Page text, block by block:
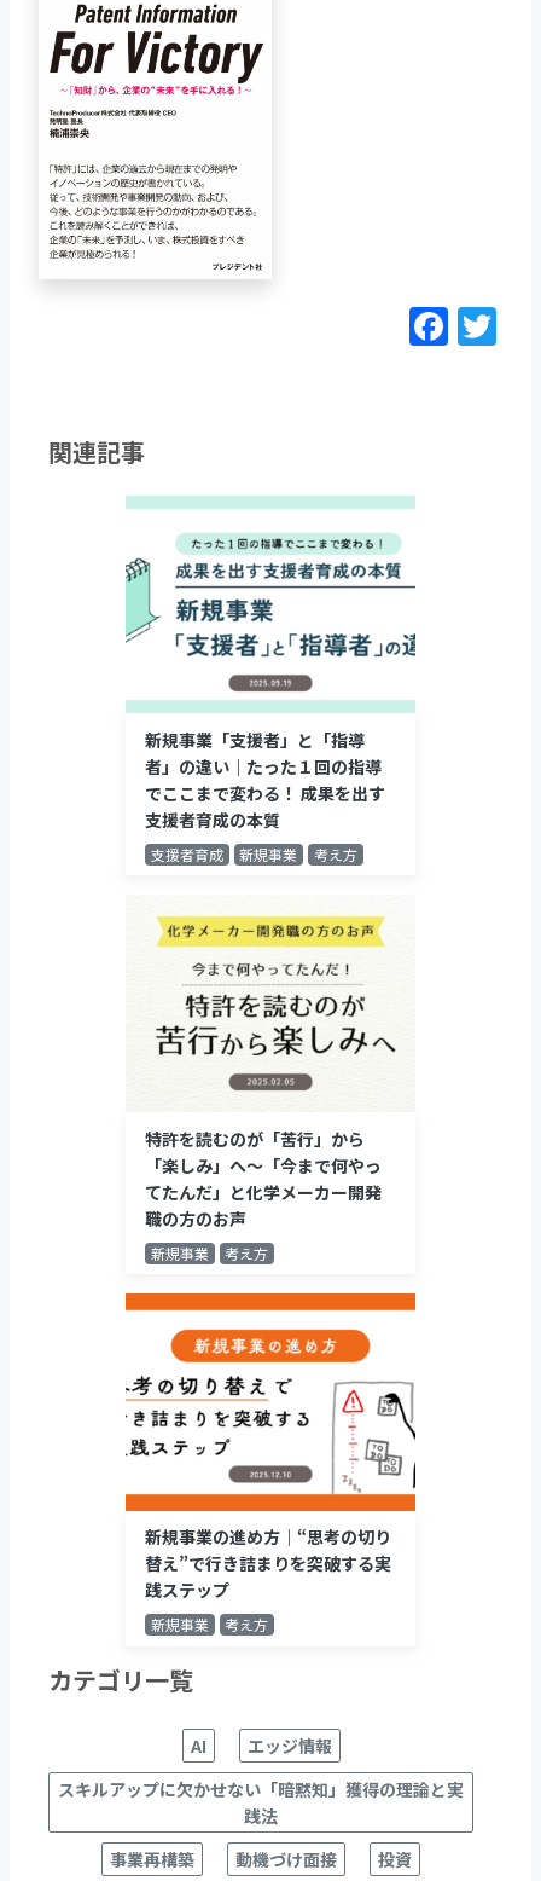
F
a
関連記事
新規事業「支援者」と「指導
者」の違い｜たった１回の指導
でここまで変わる！ 成果を出す
支援者育成の本質
支援者育成 新規事業 考え方
特許を読むのが「苦行」から
「楽しみ」へ～「今まで何やっ
てたんだ」と化学メーカー開発
職の方のお声
新規事業 考え方
新規事業の進め方｜“思考の切り
替え”で行き詰まりを突破する実
践ステップ
新規事業 考え方
カテゴリ一覧
AI
エッジ情報
スキルアップに欠かせない「暗黙知」獲得の理論と実
践法
事業再構築
動機づけ面接 投資